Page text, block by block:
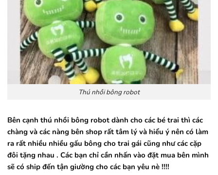
Thú nhồi bông robot
Bên cạnh thú nhồi bông robot dành cho các bé trai thì các
chàng và các nàng bên shop rất tâm lý và hiểu ý nên có làm
ra rất nhiều nhiều gấu bông cho trai gái cũng như các cặp
đôi tặng nhau . Các bạn chỉ cần nhấn vào đặt mua bên mình
sẽ có ship đến tận giường cho các bạn yêu nè !!!!